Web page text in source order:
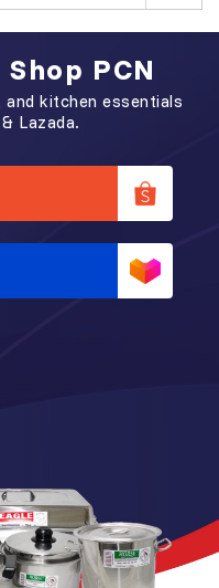
PCN
kitchen essentials
Lazada.